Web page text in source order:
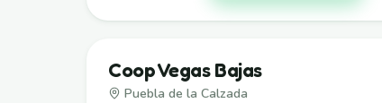
Coop Vegas Bajas
Puebla de la Calzada